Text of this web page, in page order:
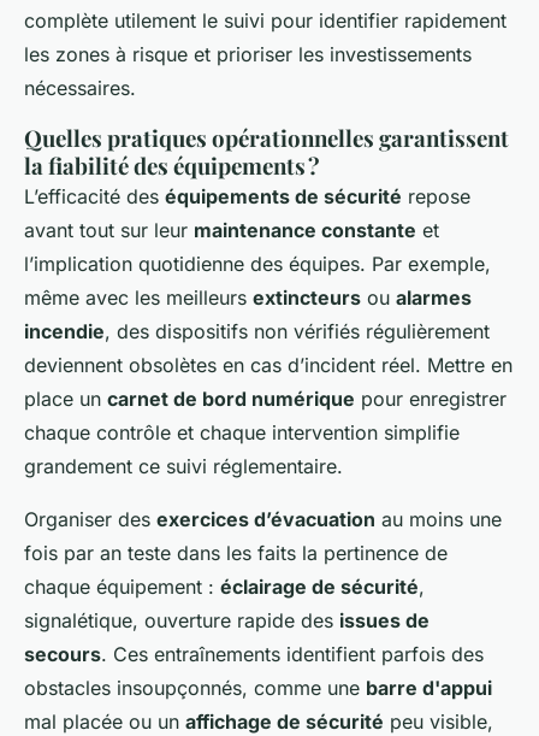
complète utilement le suivi pour identifier rapidement
les zones à risque et prioriser les investissements
nécessaires.
Quelles pratiques opérationnelles garantissent
la fiabilité des équipements ?
L’efficacité des équipements de sécurité repose
avant tout sur leur maintenance constante et
l’implication quotidienne des équipes. Par exemple,
même avec les meilleurs extincteurs ou alarmes
incendie, des dispositifs non vérifiés régulièrement
deviennent obsolètes en cas d’incident réel. Mettre en
place un carnet de bord numérique pour enregistrer
chaque contrôle et chaque intervention simplifie
grandement ce suivi réglementaire.
Organiser des exercices d’évacuation au moins une
fois par an teste dans les faits la pertinence de
chaque équipement : éclairage de sécurité,
signalétique, ouverture rapide des issues de
secours. Ces entraînements identifient parfois des
obstacles insoupçonnés, comme une barre d'appui
mal placée ou un affichage de sécurité peu visible,